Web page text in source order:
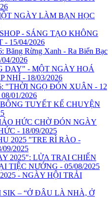
NGÀY LÀM BẠN HỌC
- SÁNG TẠO KHÔNG
15/04/2026
Rừng Xanh - Ra Biển Bạc
2026
DAY" - MỘT NGÀY HOÁ
NHÍ - 18/03/2026
"THỜI NGỌ ĐÓN XUÂN - 12
01/2026
TUYẾT KỂ CHUYỆN
HỨC CHỜ ĐÓN NGÀY
- 18/09/2025
2025 "TRE RÌ RÀO -
2025
2025": LỬA TRẠI CHIẾN
TIỆC NƯỚNG - 05/08/2025
- NGÀY HỘI TRẢI
– “Ở ĐÂU LÀ NHÀ, Ở